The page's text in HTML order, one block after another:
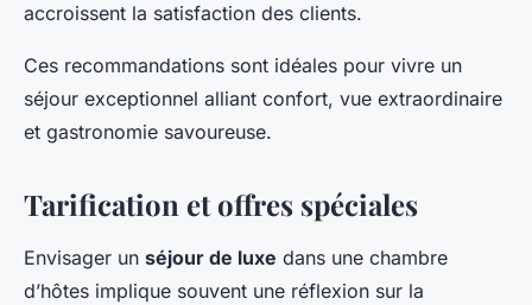
accroissent la satisfaction des clients.
Ces recommandations sont idéales pour vivre un
séjour exceptionnel alliant confort, vue extraordinaire
et gastronomie savoureuse.
Tarification et offres spéciales
Envisager un séjour de luxe dans une chambre
d’hôtes implique souvent une réflexion sur la